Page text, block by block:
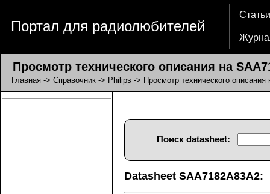
Портал для радиолюбителей
Статьи
Просмотр технического описания на
Главная -> Справочник -> Philips -> Просмотр технического
Поиск datasheet:
Datasheet SAA7182A83A2: